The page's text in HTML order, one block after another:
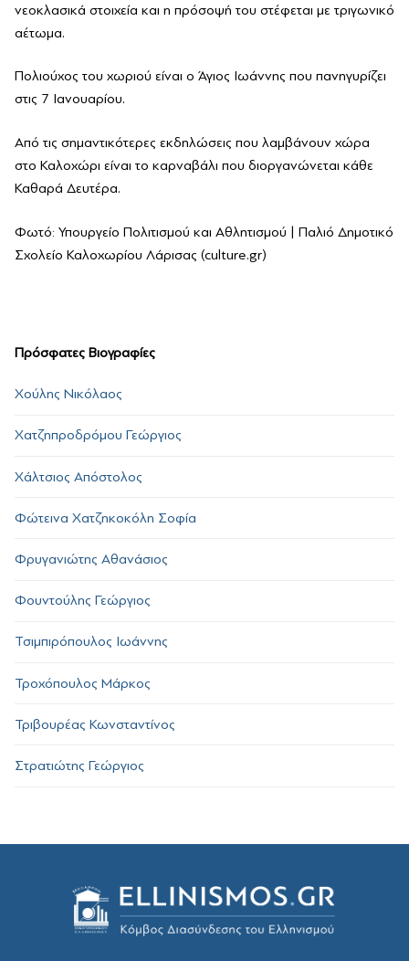
νεοκλασικά στοιχεία και η πρόσοψή του στέφεται με τριγωνικό
αέτωμα.
Πολιούχος του χωριού είναι ο Άγιος Ιωάννης που πανηγυρίζει
στις 7 Ιανουαρίου.
Από τις σημαντικότερες εκδηλώσεις που λαμβάνουν χώρα
στο Καλοχώρι είναι το καρναβάλι που διοργανώνεται κάθε
Καθαρά Δευτέρα.
Φωτό: Υπουργείο Πολιτισμού και Αθλητισμού | Παλιό Δημοτικό
Σχολείο Καλοχωρίου Λάρισας (culture.gr)
Πρόσφατες Βιογραφίες
Χούλης Νικόλαος
Χατζηπροδρόμου Γεώργιος
Χάλτσιος Απόστολος
Φώτεινα Χατζηκοκόλη Σοφία
Φρυγανιώτης Αθανάσιος
Φουντούλης Γεώργιος
Τσιμπιρόπουλος Ιωάννης
Τροχόπουλος Μάρκος
Τριβουρέας Κωνσταντίνος
Στρατιώτης Γεώργιος